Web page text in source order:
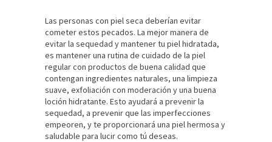
Las personas con piel seca deberían evitar
cometer estos pecados. La mejor manera de
evitar la sequedad y mantener tu piel hidratada,
es mantener una rutina de cuidado de la piel
regular con productos de buena calidad que
contengan ingredientes naturales, una limpieza
suave, exfoliación con moderación y una buena
loción hidratante. Esto ayudará a prevenir la
sequedad, a prevenir que las imperfecciones
empeoren, y te proporcionará una piel hermosa y
saludable para lucir como tú deseas.